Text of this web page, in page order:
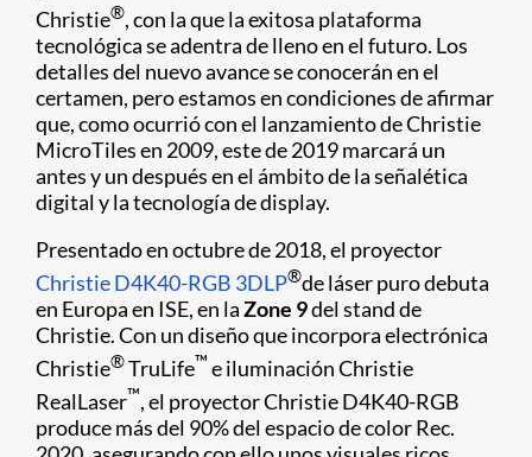
Christie®, con la que la exitosa plataforma
tecnológica se adentra de lleno en el futuro. Los
detalles del nuevo avance se conocerán en el
certamen, pero estamos en condiciones de afirmar
que, como ocurrió con el lanzamiento de Christie
MicroTiles en 2009, este de 2019 marcará un
antes y un después en el ámbito de la señalética
digital y la tecnología de display.
Presentado en octubre de 2018, el proyector
Christie D4K40-RGB 3DLP®de láser puro debuta
en Europa en ISE, en laZone 9del stand de
Christie. Con un diseño que incorpora electrónica
Christie®TruLife™ e iluminación Christie
RealLaser™, el proyector Christie D4K40-RGB
produce más del 90% del espacio de color Rec.